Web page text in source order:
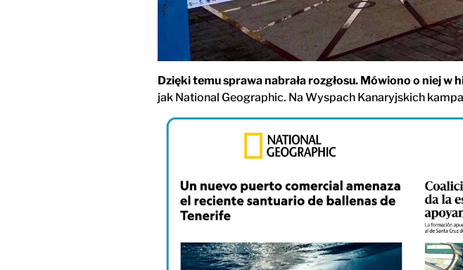
Dzięki temu sprawa nabrała rozgłosu. Mówiono o niej w
jak National Geographic. Na Wyspach Kanaryjskich